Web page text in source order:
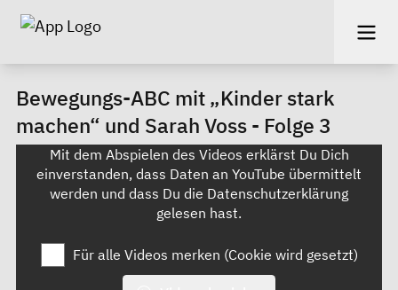
Bewegungs-ABC mit „Kinder stark
machen“ und Sarah Voss - Folge 3
Mit dem Abspielen des Videos erklärst Du Dich
einverstanden, dass Daten an YouTube übermittelt
werden und dass Du die Datenschutzerklärung
gelesen hast.
Für alle Videos merken (Cookie wird gesetzt)